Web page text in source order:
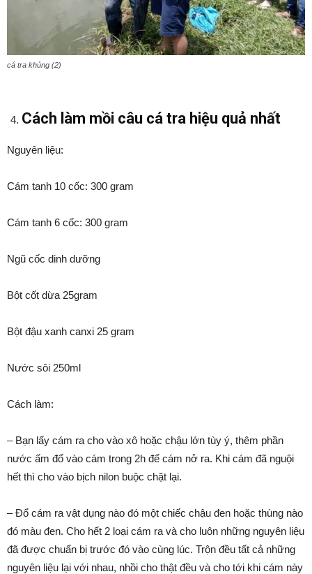
cá tra khủng (2)
Cách làm mồi câu cá tra hiệu quả nhất
Nguyên liệu:
Cám tanh 10 cốc: 300 gram
Cám tanh 6 cốc: 300 gram
Ngũ cốc dinh dưỡng
Bột cốt dừa 25gram
Bột đậu xanh canxi 25 gram
Nước sôi 250ml
Cách làm:
– Bạn lấy cám ra cho vào xô hoặc chậu lớn tùy ý, thêm phần
nước ấm đổ vào cám trong 2h để cám nở ra. Khi cám đã nguội
hết thì cho vào bịch nilon buộc chặt lại.
– Đổ cám ra vật dụng nào đó một chiếc chậu đen hoặc thùng nào
đó màu đen. Cho hết 2 loại cám ra và cho luôn những nguyên liệu
đã được chuẩn bị trước đó vào cùng lúc. Trộn đều tất cả những
nguyên liệu lại với nhau, nhồi cho thật đều và cho tới khi cám này